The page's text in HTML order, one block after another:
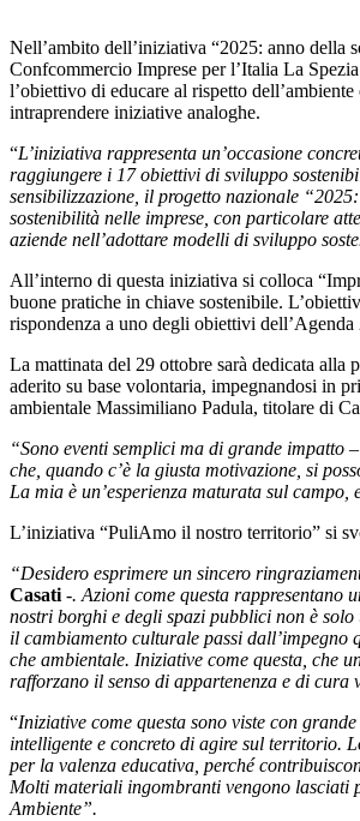
Nell’ambito dell’iniziativa “2025: anno della
Confcommercio Imprese per l’Italia La
l’obiettivo di educare al rispetto
intraprendere iniziative analoghe.
“L’iniziativa rappresenta un’occasione
raggiungere i 17 obiettivi di sviluppo
sensibilizzazione, il progetto nazionale
sostenibilità nelle imprese, con particolare
aziende nell’adottare modelli di sviluppo
All’interno di questa iniziativa si colloca
buone pratiche in chiave sostenibile.
rispondenza a uno degli obiettivi
La mattinata del 29 ottobre sarà dedicata alla
aderito su base volontaria, impegnandosi in
ambientale Massimiliano Padula, titolare di
“Sono eventi semplici ma di grande impatto –
che, quando c’è la giusta motivazione, si
La mia è un’esperienza maturata sul
L’iniziativa “PuliAmo il nostro territorio” si
“Desidero esprimere un sincero
Casati -. Azioni come questa rappresentano
nostri borghi e degli spazi pubblici non è
il cambiamento culturale passi
che ambientale. Iniziative come questa, che
rafforzano il senso di appartenenza e di cura
“Iniziative come questa sono viste con
intelligente e concreto di agire sul territorio.
per la valenza educativa, perché
Molti materiali ingombranti vengono lasciati
Ambiente”.